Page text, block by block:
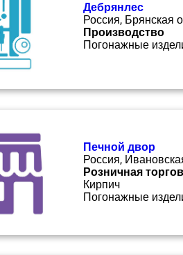
Дебрянлес
Россия, Брянская
Производство
Погонажные
Печной двор
Россия,
Розничная
Кирпич
Погонажные